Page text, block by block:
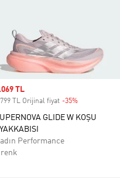
price
TL
TL Orijinal fiyat -35%
GLIDE W KOŞU
Performance
renk